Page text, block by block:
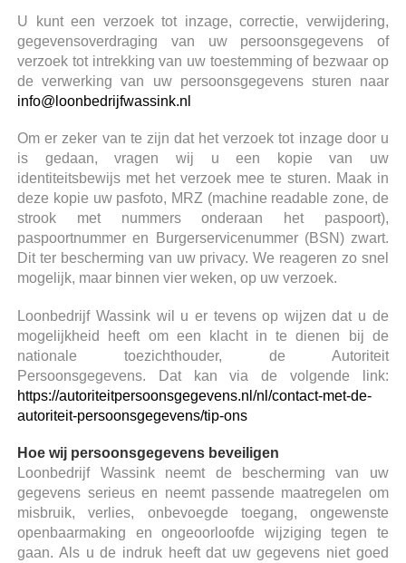
U kunt een verzoek tot inzage, correctie, verwijdering,
gegevensoverdraging van uw persoonsgegevens of
verzoek tot intrekking van uw toestemming of bezwaar op
de verwerking van uw persoonsgegevens sturen naar
info@loonbedrijfwassink.nl
Om er zeker van te zijn dat het verzoek tot inzage door u
is gedaan, vragen wij u een kopie van uw
identiteitsbewijs met het verzoek mee te sturen. Maak in
deze kopie uw pasfoto, MRZ (machine readable zone, de
strook met nummers onderaan het paspoort),
paspoortnummer en Burgerservicenummer (BSN) zwart.
Dit ter bescherming van uw privacy. We reageren zo snel
mogelijk, maar binnen vier weken, op uw verzoek.
Loonbedrijf Wassink wil u er tevens op wijzen dat u de
mogelijkheid heeft om een klacht in te dienen bij de
nationale toezichthouder, de Autoriteit
Persoonsgegevens. Dat kan via de volgende link:
https://autoriteitpersoonsgegevens.nl/nl/contact-met-de-
autoriteit-persoonsgegevens/tip-ons
Hoe wij persoonsgegevens beveiligen
Loonbedrijf Wassink neemt de bescherming van uw
gegevens serieus en neemt passende maatregelen om
misbruik, verlies, onbevoegde toegang, ongewenste
openbaarmaking en ongeoorloofde wijziging tegen te
gaan. Als u de indruk heeft dat uw gegevens niet goed